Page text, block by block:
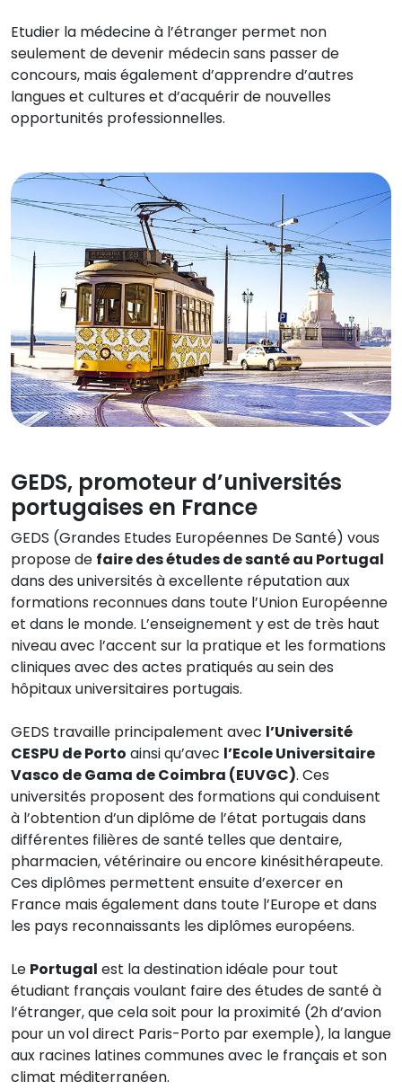
Etudier la médecine à l’étranger permet non
seulement de devenir médecin sans passer de
concours, mais également d’apprendre d’autres
langues et cultures et d’acquérir de nouvelles
opportunités professionnelles.
GEDS, promoteur d’universités
portugaises en France
GEDS (Grandes Etudes Européennes De Santé) vous
propose de faire des études de santé au Portugal
dans des universités à excellente réputation aux
formations reconnues dans toute l’Union Européenne
et dans le monde. L’enseignement y est de très haut
niveau avec l’accent sur la pratique et les formations
cliniques avec des actes pratiqués au sein des
hôpitaux universitaires portugais.
GEDS travaille principalement avec l’Université
CESPU de Porto ainsi qu’avec l’Ecole Universitaire
Vasco de Gama de Coimbra (EUVGC). Ces
universités proposent des formations qui conduisent
à l’obtention d’un diplôme de l’état portugais dans
différentes filières de santé telles que dentaire,
pharmacien, vétérinaire ou encore kinésithérapeute.
Ces diplômes permettent ensuite d’exercer en
France mais également dans toute l’Europe et dans
les pays reconnaissants les diplômes européens.
Le Portugal est la destination idéale pour tout
étudiant français voulant faire des études de santé à
l’étranger, que cela soit pour la proximité (2h d’avion
pour un vol direct Paris-Porto par exemple), la langue
aux racines latines communes avec le français et son
climat méditerranéen.